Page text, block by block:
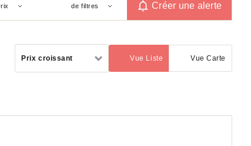
de filtres Créer une alerte
Prix croissant Vue Liste
(activé) Vue Carte